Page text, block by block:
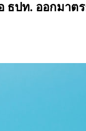
ธปท. ออกมาต